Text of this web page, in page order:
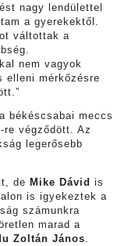
nagy lendülettel
a gyerekektől.
váltottak a
nem vagyok
elleni mérkőzésre
békéscsabai meccs
re végződött. Az
legerősebb
de Mike Dávid is
is igyekeztek a
számunkra
marad a
Zoltán János.